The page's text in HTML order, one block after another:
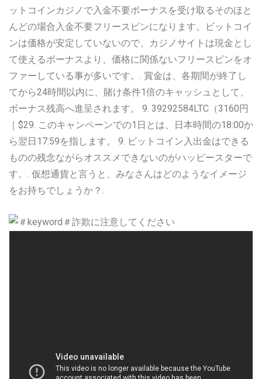
ットコインカジノで入金不要ボーナスを受け取るそのほと
んどの場合入金不要フリースピンになります。ビットコイ
ンは価格が安定していないので、カジノサイトは現金とし
て使えるボーナスより、価格に関係ないフリースピンをオ
ファーしている事が多いです。. 賞金は、各期間が終了し
てから24時間以内に、賭け条件1倍のキャッシュとして、
ボーナス残高へ進呈されます。 9. 39292584LTC（3160円
｜$29. このキャンペーンでの1日とは、日本時間の18:00か
ら翌日17:59を指します。 9. ビットコイン入出金はできる
ものの残念ながらオススメできないのがハッピースターで
す。. 仮想通貨と言うと、みなさんはどのようなイメージ
をお持ちでしょうか？.